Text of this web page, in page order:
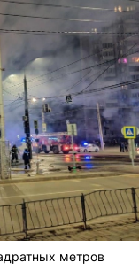
метров